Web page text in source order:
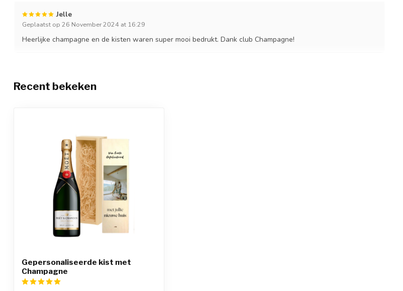
Jelle
Geplaatst op 26 November 2024 at 16:29
Heerlijke champagne en de kisten waren super mooi bedrukt. Dank club Champagne!
Recent bekeken
Gepersonaliseerde kist met
Champagne